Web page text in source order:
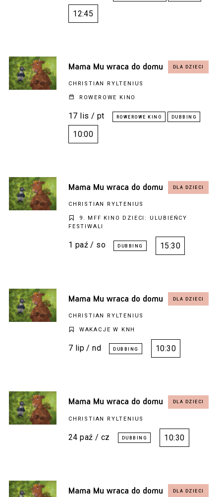
12:45
Mama Mu wraca do domu
CHRISTIAN RYLTENIUS
ROWEROWE KINO
17 lis / pt
10:00
Mama Mu wraca do domu
CHRISTIAN RYLTENIUS
9. MFF KINO DZIECI: ULUBIEŃCY
FESTIWALI
1 paź / so 15:30
Mama Mu wraca do domu
CHRISTIAN RYLTENIUS
WAKACJE W KNH
7 lip / nd 10:30
Mama Mu wraca do domu
CHRISTIAN RYLTENIUS
24 paź / cz 10:30
Mama Mu wraca do domu